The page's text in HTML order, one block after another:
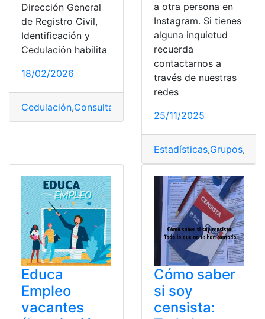
Dirección General
de Registro Civil,
Identificación y
Cedulación habilita
18/02/2026
Cedulación,Consulta online
a otra persona en
Instagram. Si tienes
alguna inquietud
recuerda
contactarnos a
través de nuestras
redes
25/11/2025
Estadísticas,Grupos,
Educa
Empleo
vacantes
Cómo saber
si soy
censista: